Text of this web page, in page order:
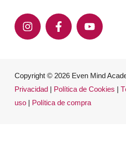
Copyright © 2026 Even Mind
Privacidad | Política de Cookies |
uso | Política de compra